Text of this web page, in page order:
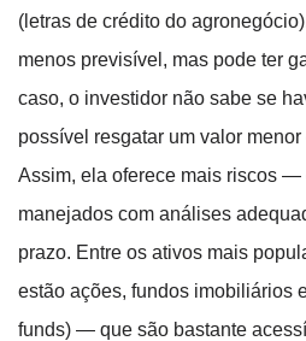
(letras de crédito do
menos previsível, mas pode ter
caso, o investidor não sabe se
possível resgatar um valor
Assim, ela oferece mais riscos —
manejados com análises
prazo. Entre os ativos mais
estão ações, fundos imobiliários
funds) — que são bastante